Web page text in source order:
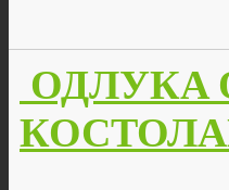
ОДЛУКA